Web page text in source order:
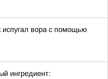
испугал вора с помощью
ингредиент: